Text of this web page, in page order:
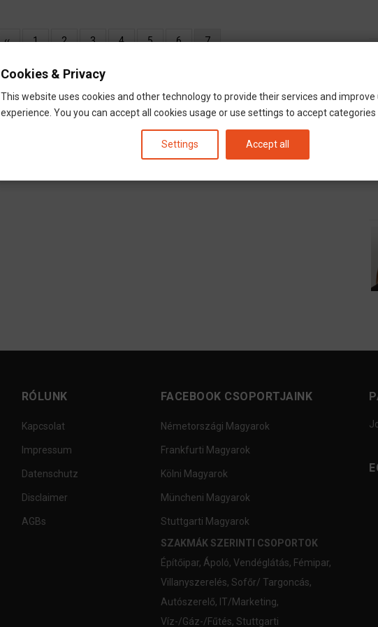
Előző
‹‹ Oldal
1 Oldal
2 Oldal
3 Oldal
4 Oldal
5 Oldal
6
Jelenlegi
7
RÓLUNK
Kapcsolat
Impressum
Datenschutz
Disclaimer
AGBs
FACEBOOK CSOPORTJAINK
Németországi Magyarok
Frankfurti Magyarok
Kölni Magyarok
Müncheni Magyarok
Stuttgarti Magyarok
SZAKMÁK SZERINTI CSOPORTOK
Építőipar, Ápoló, Vendéglátás, Fémipar,
Villanyszerelés, Sofőr/ Targoncás,
Autószerelő, IT/Marketing,
Víz-/Gáz-/Fűtés, Stuttgarti
Cookies & Privacy
This website uses cookies and other technology to provide their services and improve
experience. You you can accept all cookies usage or use settings to accept categories
Settings Accept all